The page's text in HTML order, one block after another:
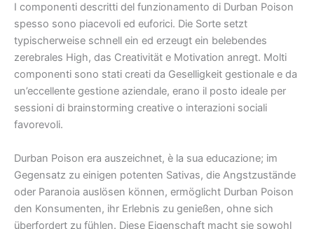
I componenti descritti del funzionamento di Durban Poison
spesso sono piacevoli ed euforici. Die Sorte setzt
typischerweise schnell ein ed erzeugt ein belebendes
zerebrales High, das Creativität e Motivation anregt. Molti
componenti sono stati creati da Geselligkeit gestionale e da
un’eccellente gestione aziendale, erano il posto ideale per
sessioni di brainstorming creative o interazioni sociali
favorevoli.
Durban Poison era auszeichnet, è la sua educazione; im
Gegensatz zu einigen potenten Sativas, die Angstzustände
oder Paranoia auslösen können, ermöglicht Durban Poison
den Konsumenten, ihr Erlebnis zu genießen, ohne sich
überfordert zu fühlen. Diese Eigenschaft macht sie sowohl